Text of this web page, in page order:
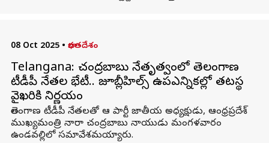
08 Oct 2025 • భారతదేశం
Telangana: చంద్రబాబు నేతృత్వంలో తెలంగాణ
టీడీపీ నేతల భేటీ.. జూబ్లీహిల్స్ ఉపఎన్నికల్లో తటస్థ
వైఖరికి నిర్ణయం
తెలంగాణ టీడీపీ నేతలతో ఆ పార్టీ జాతీయ అధ్యక్షుడు, ఆంధ్రప్రదేశ్
ముఖ్యమంత్రి నారా చంద్రబాబు నాయుడు మంగళవారం
ఉండవల్లిలో సమావేశమయ్యారు.